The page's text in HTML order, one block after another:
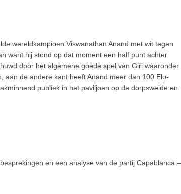
wereldkampioen Viswanathan Anand met wit tegen
want hij stond op dat moment een half punt achter
door het algemene goede spel van Giri waaronder
aan de andere kant heeft Anand meer dan 100 Elo-
publiek in het paviljoen op de dorpsweide en
en een analyse van de partij Capablanca –